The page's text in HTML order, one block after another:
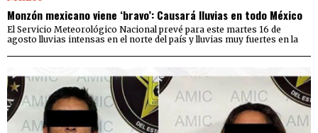
Monzón mexicano viene ‘bravo’: Causará lluvias en todo México
El Servicio Meteorológico Nacional prevé para este martes 16 de
agosto lluvias intensas en el norte del país y lluvias muy fuertes en la